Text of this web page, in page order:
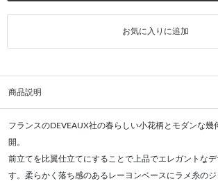
お気に入りに追加
商品説明
フランスのDEVEAUX社の春らしい小花柄とモダンな幾
開。
前立てを比翼仕立てにすることで上品でエレガントな
す。柔らかく落ち感のあるレーヨンベースにラメ糸の